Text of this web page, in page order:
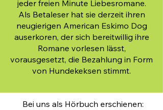
jeder freien Minute Liebesromane.
Als Betaleser hat sie derzeit ihren
neugierigen American Eskimo Dog
auserkoren, der sich bereitwillig ihre
Romane vorlesen lässt,
vorausgesetzt, die Bezahlung in Form
von Hundekeksen stimmt.
Bei uns als Hörbuch erschienen: